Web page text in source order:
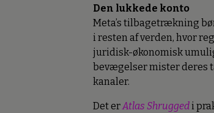
Den lukkede konto
Meta’s tilbagetrækning
i resten af verden, hvor
juridisk-økonomisk
bevægelser mister deres
kanaler.
Det erAtlas Shrugged i